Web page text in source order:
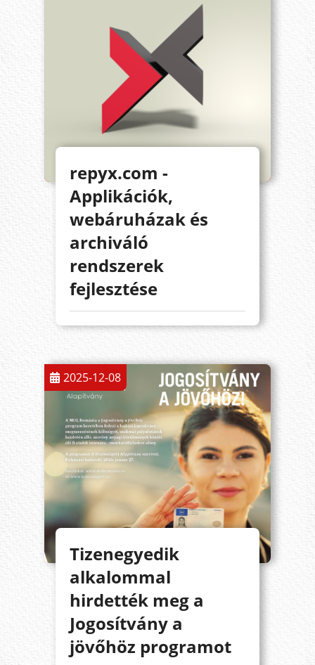
repyx.com -
Applikációk,
webáruházak és
archiváló
rendszerek
fejlesztése
2025-12-08
Tizenegyedik
alkalommal
hirdették meg a
Jogosítvány a
jövőhöz programot